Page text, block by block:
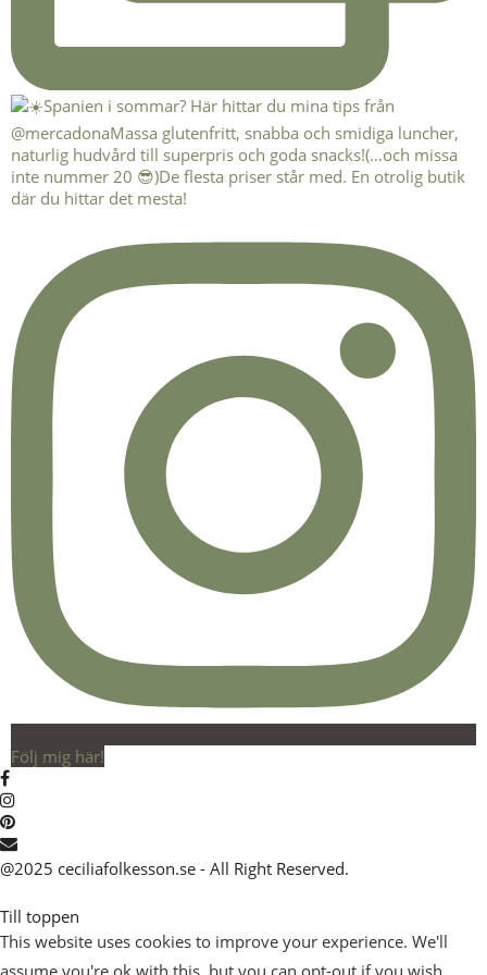
Följ mig här!
@2025 ceciliafolkesson.se - All Right Reserved.
Till toppen
This website uses cookies to improve your experience. We'll